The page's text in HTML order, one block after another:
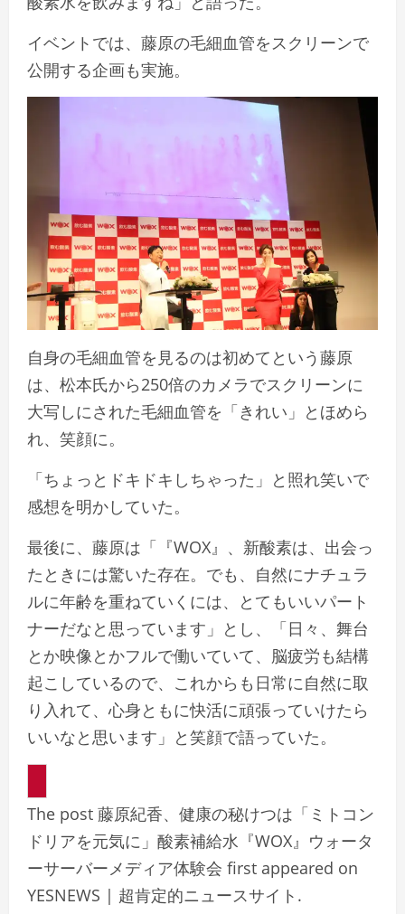
イベントでは、藤原の毛細血管をスクリーンで
公開する企画も実施。
自身の毛細血管を見るのは初めてという藤原
は、松本氏から250倍のカメラでスクリーンに
大写しにされた毛細血管を「きれい」とほめら
れ、笑顔に。
「ちょっとドキドキしちゃった」と照れ笑いで
感想を明かしていた。
最後に、藤原は「『WOX』、新酸素は、出会っ
たときには驚いた存在。でも、自然にナチュラ
ルに年齢を重ねていくには、とてもいいパート
ナーだなと思っています」とし、「日々、舞台
とか映像とかフルで働いていて、脳疲労も結構
起こしているので、これからも日常に自然に取
り入れて、心身ともに快活に頑張っていけたら
いいなと思います」と笑顔で語っていた。
The post 藤原紀香、健康の秘けつは「ミトコン
ドリアを元気に」酸素補給水『WOX』ウォータ
ーサーバーメディア体験会 first appeared on
YESNEWS | 超肯定的ニュースサイト.